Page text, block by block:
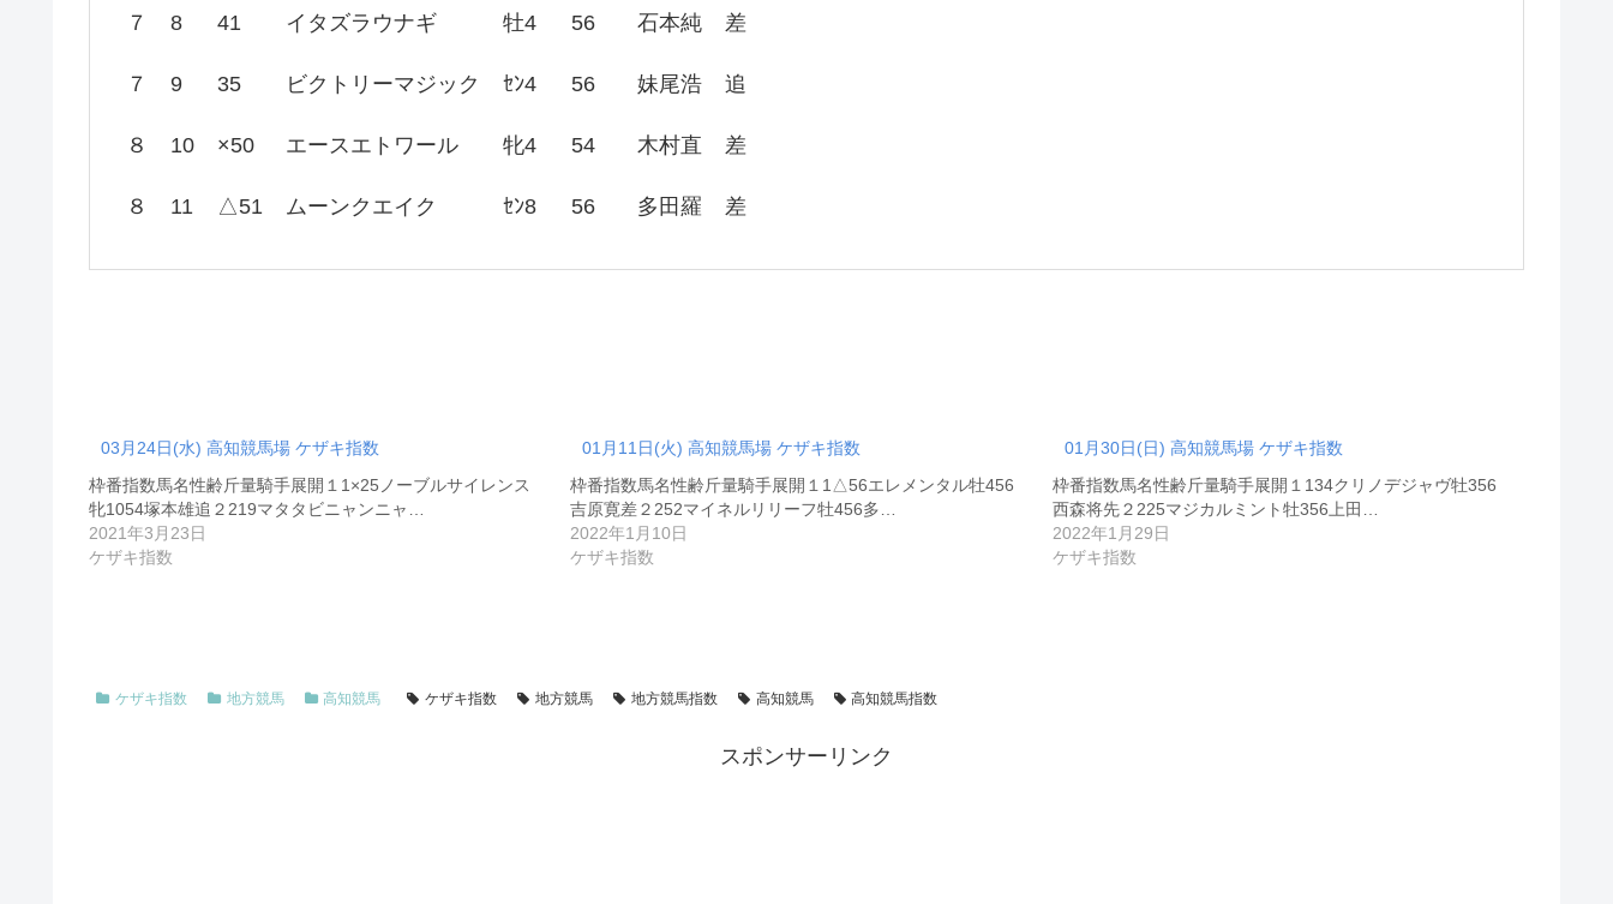
７ 8 41 イタズラウナギ 牡4 56 石本純 差
７ 9 35 ビクトリーマジック ｾﾝ4 56 妹尾浩 追
８ 10 ×50 エースエトワール 牝4 54 木村直 差
８ 11 △51 ムーンクエイク ｾﾝ8 56 多田羅 差
03月24日(水) 高知競馬場 ケザキ指数
枠番指数馬名性齢斤量騎手展開１1×25ノーブルサイレンス
牝1054塚本雄追２219マタタビニャンニャ…
2021年3月23日
ケザキ指数
01月11日(火) 高知競馬場 ケザキ指数
枠番指数馬名性齢斤量騎手展開１1△56エレメンタル牡456
吉原寛差２252マイネルリリーフ牡456多…
2022年1月10日
ケザキ指数
01月30日(日) 高知競馬場 ケザキ指数
枠番指数馬名性齢斤量騎手展開１134クリノデジャヴ牡356
西森将先２225マジカルミント牡356上田…
2022年1月29日
ケザキ指数
ケザキ指数 地方競馬 高知競馬 ケザキ指数 地方競馬 地方競馬指数 高知競馬 高知競馬指数
スポンサーリンク